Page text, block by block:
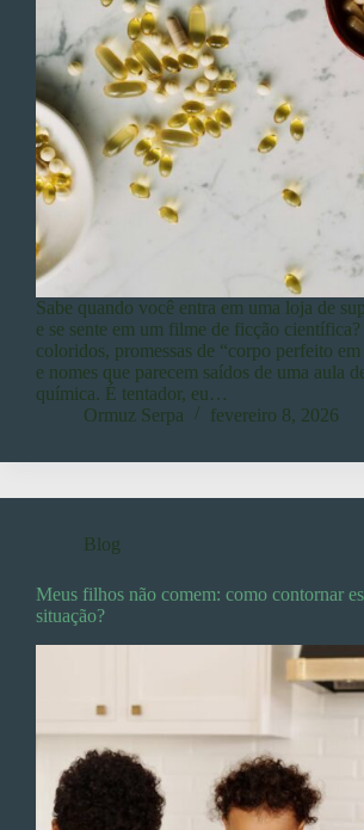
Sabe quando você entra em uma loja de
e se sente em um filme de ficção científica?
coloridos, promessas de “corpo perfeito em
e nomes que parecem saídos de uma aula
química. É tentador, eu…
Ormuz Serpa
fevereiro 8, 2026
Blog
Meus filhos não comem: como contornar
situação?